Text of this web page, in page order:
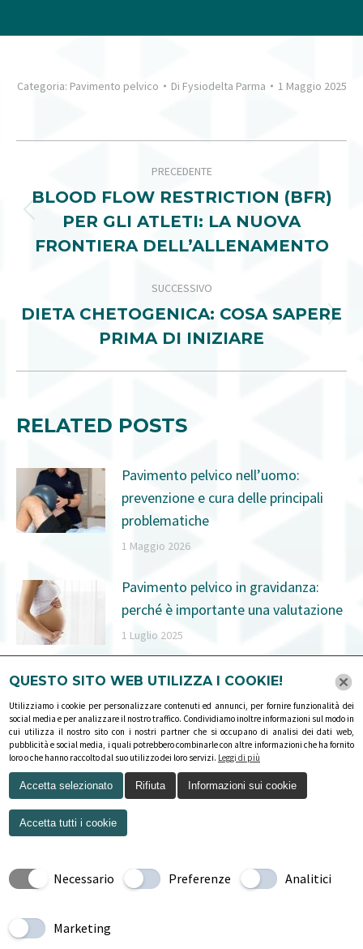
Categoria: Pavimento pelvico Di Fysiodelta Parma 1 Maggio 2025
TRA
POST
PRECEDENTE
Post
precedente:
BLOOD FLOW RESTRICTION (BFR)
PER GLI ATLETI: LA NUOVA
FRONTIERA DELL’ALLENAMENTO
SUCCESSIVO
Prossimo
post:
DIETA CHETOGENICA: COSA SAPERE
PRIMA DI INIZIARE
RELATED POSTS
Pavimento pelvico nell’uomo:
prevenzione e cura delle principali
problematiche
1 Maggio 2026
Pavimento pelvico in gravidanza:
perché è importante una valutazione
1 Luglio 2025
Pavimento pelvico: cos’è e quando
serve fare riabilitazione
1 Ottobre 2024
QUESTO SITO WEB UTILIZZA I COOKIE!
Utilizziamo i cookie per personalizzare contenuti ed annunci, per fornire funzionalità dei
social media e per analizzare il nostro traffico. Condividiamo inoltre informazioni sul modo in
cui utilizza il nostro sito con i nostri partner che si occupano di analisi dei dati web,
pubblicità e social media, i quali potrebbero combinarle con altre informazioni che ha fornito
loro o che hanno raccolto dal suo utilizzo dei loro servizi. Leggi di più
Accetta selezionato Rifiuta Informazioni sui cookie
Accetta tutti i cookie
Necessario Preferenze Analitici
Marketing